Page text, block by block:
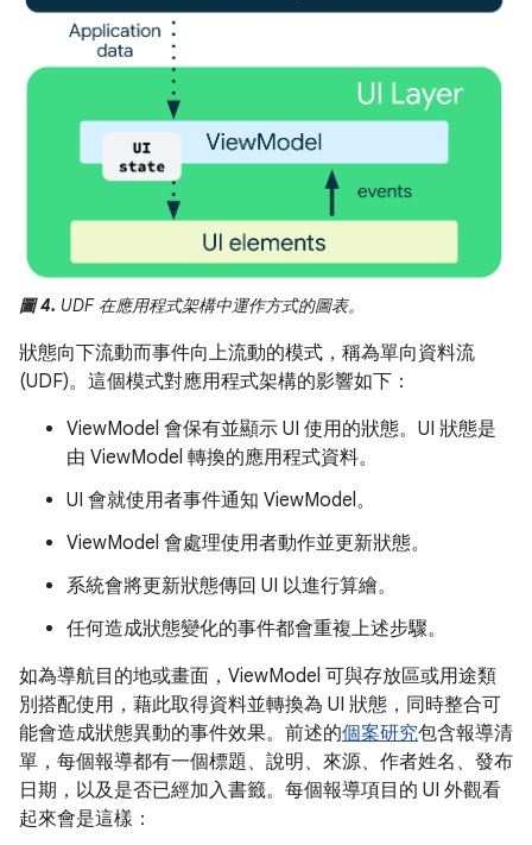
圖 4. UDF 在應用程式架構中運作方式的圖表。
狀態向下流動而事件向上流動的模式，稱為單向資料流
(UDF)。這個模式對應用程式架構的影響如下：
ViewModel 會保有並顯示 UI 使用的狀態。UI 狀態是
由 ViewModel 轉換的應用程式資料。
UI 會就使用者事件通知 ViewModel。
ViewModel 會處理使用者動作並更新狀態。
系統會將更新狀態傳回 UI 以進行算繪。
任何造成狀態變化的事件都會重複上述步驟。
如為導航目的地或畫面，ViewModel 可與存放區或用途類
別搭配使用，藉此取得資料並轉換為 UI 狀態，同時整合可
能會造成狀態異動的事件效果。前述的個案研究包含報導清
單，每個報導都有一個標題、說明、來源、作者姓名、發布
日期，以及是否已經加入書籤。每個報導項目的 UI 外觀看
起來會是這樣：